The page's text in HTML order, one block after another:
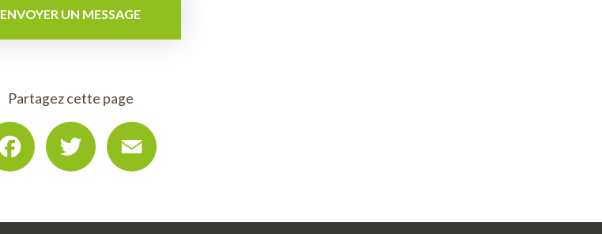
ENVOYER UN MESSAGE
Partagez cette page
Facebook Twitter